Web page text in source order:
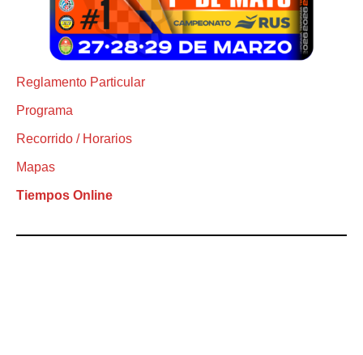
Reglamento Particular
Programa
Recorrido / Horarios
Mapas
Tiempos Online